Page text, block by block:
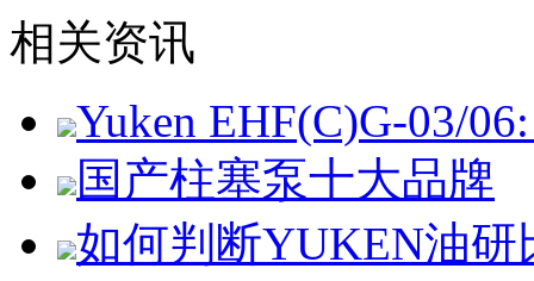
相关资讯
Yuken EHF(C)G-03/
国产柱塞泵十大品牌
如何判断YUKEN油